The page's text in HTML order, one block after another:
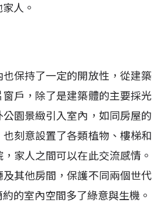
人。
保持了一定的開放性，從建築
戶，除了是建築體的主要採光
園景緻引入室內，如同房屋的
刻意設置了各類植物、樓梯和
家人之間可以在此交流感情。
其他房間，保護不同兩個世代
的室內空間多了綠意與生機。